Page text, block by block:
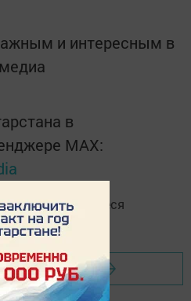
и интересным в
в
MАХ:
новости